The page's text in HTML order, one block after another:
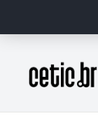
Página inicial